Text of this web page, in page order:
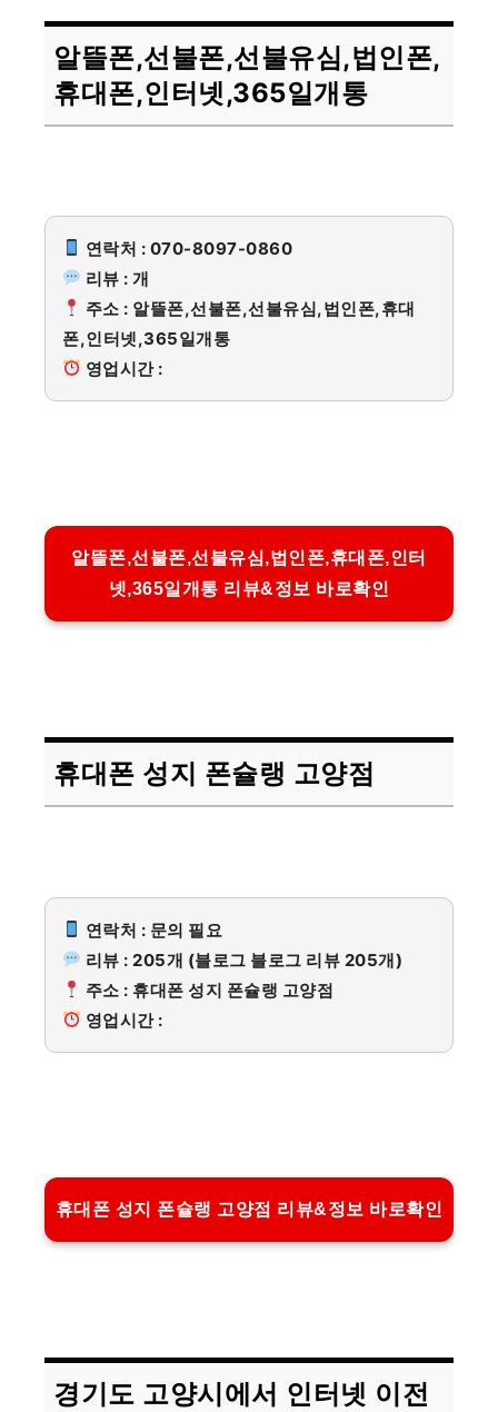
알뜰폰,선불폰,선불유심,법인폰,
휴대폰,인터넷,365일개통
연락처 : 070-8097-0860
리뷰 : 개
주소 : 알뜰폰,선불폰,선불유심,법인폰,휴대
폰,인터넷,365일개통
영업시간 :
알뜰폰,선불폰,선불유심,법인폰,휴대폰,인터
넷,365일개통 리뷰&정보 바로확인
휴대폰 성지 폰슐랭 고양점
연락처 : 문의 필요
리뷰 : 205개 (블로그 블로그 리뷰 205개)
주소 : 휴대폰 성지 폰슐랭 고양점
영업시간 :
휴대폰 성지 폰슐랭 고양점 리뷰&정보 바로확인
경기도 고양시에서 인터넷 이전